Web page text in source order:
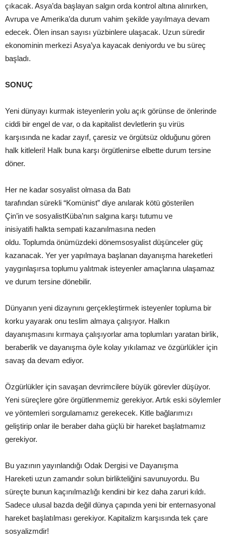
çıkacak. Asya’da başlayan salgın orda kontrol altına alınırken,
Avrupa ve Amerika’da durum vahim şekilde yayılmaya devam
edecek. Ölen insan sayısı yüzbinlere ulaşacak. Uzun süredir
ekonominin merkezi Asya’ya kayacak deniyordu ve bu süreç
başladı.
SONUÇ
Yeni dünyayı kurmak isteyenlerin yolu açık görünse de önlerinde
ciddi bir engel de var, o da kapitalist devletlerin şu virüs
karşısında ne kadar zayıf, çaresiz ve örgütsüz olduğunu gören
halk kitleleri! Halk buna karşı örgütlenirse elbette durum tersine
döner.
Her ne kadar sosyalist olmasa da Batı
tarafından sürekli “Komünist” diye anılarak kötü gösterilen
Çin’in ve sosyalistKüba’nın salgına karşı tutumu ve
inisiyatifi halkta sempati kazanılmasına neden
oldu. Toplumda önümüzdeki dönemsosyalist düşünceler güç
kazanacak. Yer yer yapılmaya başlanan dayanışma hareketleri
yaygınlaşırsa toplumu yalıtmak isteyenler amaçlarına ulaşamaz
ve durum tersine dönebilir.
Dünyanın yeni dizaynını gerçekleştirmek isteyenler topluma bir
korku yayarak onu teslim almaya çalışıyor. Halkın
dayanışmasını kırmaya çalışıyorlar ama toplumları yaratan birlik,
beraberlik ve dayanışma öyle kolay yıkılamaz ve özgürlükler için
savaş da devam ediyor.
Özgürlükler için savaşan devrimcilere büyük görevler düşüyor.
Yeni süreçlere göre örgütlenmemiz gerekiyor. Artık eski söylemler
ve yöntemleri sorgulamamız gerekecek. Kitle bağlarımızı
geliştirip onlar ile beraber daha güçlü bir hareket başlatmamız
gerekiyor.
Bu yazının yayınlandığı Odak Dergisi ve Dayanışma
Hareketi uzun zamandır solun birlikteliğini savunuyordu. Bu
süreçte bunun kaçınılmazlığı kendini bir kez daha zaruri kıldı.
Sadece ulusal bazda değil dünya çapında yeni bir enternasyonal
hareket başlatılması gerekiyor. Kapitalizm karşısında tek çare
sosyalizmdir!